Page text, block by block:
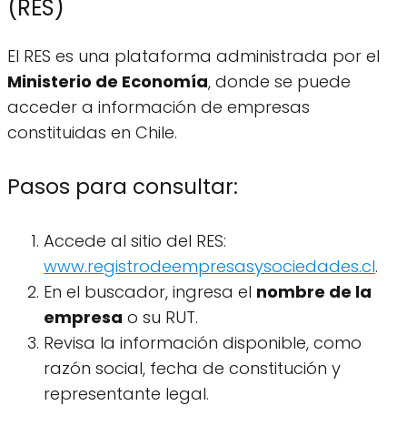
(RES)
El RES es una plataforma administrada por el
Ministerio de Economía, donde se puede
acceder a información de empresas
constituidas en Chile.
Pasos para consultar:
Accede al sitio del RES:
www.registrodeempresasysociedades.cl.
En el buscador, ingresa el nombre de la
empresa o su RUT.
Revisa la información disponible, como
razón social, fecha de constitución y
representante legal.